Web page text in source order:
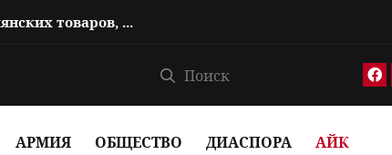
Пашинян: То, что сегодня происходит вокруг армянских товаров, является п...
АРМИЯ ОБЩЕСТВО ДИАСПОРА АЙК